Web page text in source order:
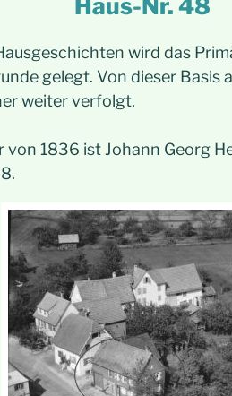
Haus-Nr. 48
wird das
gelegt. Von dieser Basis
weiter verfolgt.
1836 ist Johann Georg